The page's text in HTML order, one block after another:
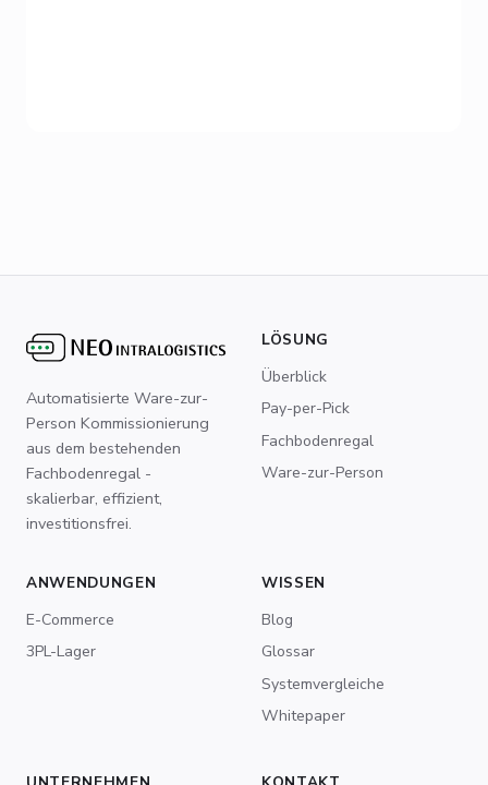
Automatisierte Ware-zur-
Person Kommissionierung
aus dem bestehenden
Fachbodenregal -
skalierbar, effizient,
investitionsfrei.
LÖSUNG
Überblick
Pay-per-Pick
Fachbodenregal
Ware-zur-Person
ANWENDUNGEN
E-Commerce
3PL-Lager
WISSEN
Blog
Glossar
Systemvergleiche
Whitepaper